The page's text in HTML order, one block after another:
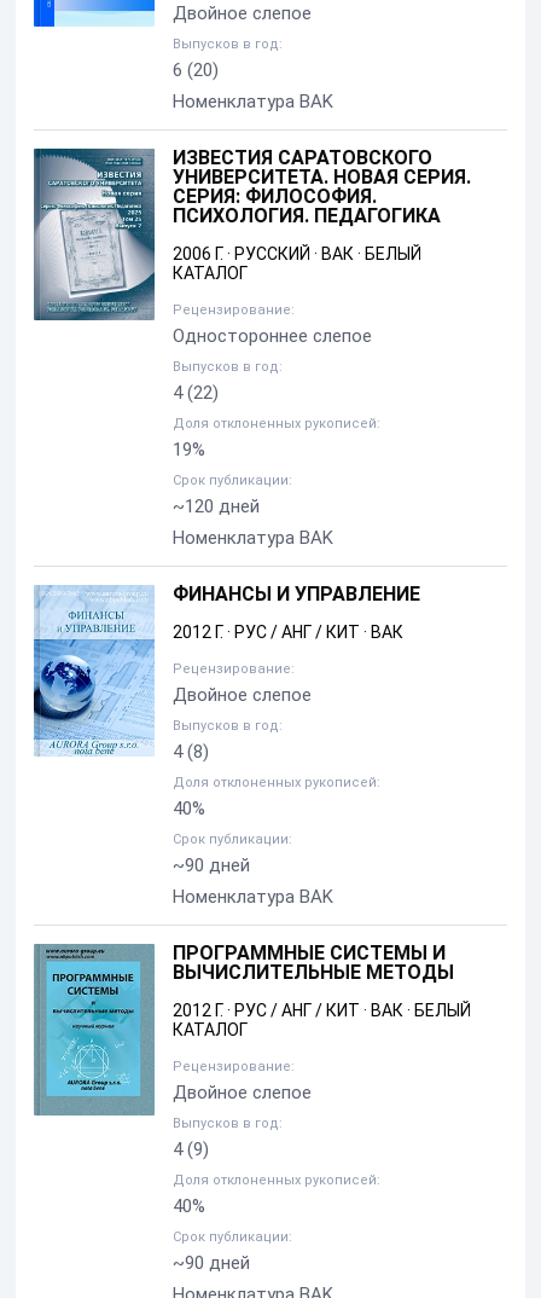
Двойное слепое
Выпусков в год:
6 (20)
Номенклатура BAK
ИЗВЕСТИЯ САРАТОВСКОГО
УНИВЕРСИТЕТА. НОВАЯ СЕРИЯ.
СЕРИЯ: ФИЛОСОФИЯ.
ПСИХОЛОГИЯ. ПЕДАГОГИКА
2006 Г.· РУССКИЙ · ВАК· БЕЛЫЙ
КАТАЛОГ
Рецензирование:
Одностороннее слепое
Выпусков в год:
4(22)
Доля отклоненных рукописей:
19%
Срок публикации:
~120 дней
Номенклатура BAK
ФИНАНСЫ И УПРАВЛЕНИЕ
2012 Г.· РУС / АНГ / КИТ · ВАК
Рецензирование:
Двойное слепое
Выпусков в год:
4(8)
Доля отклоненных рукописей:
40%
Срок публикации:
~90 дней
Номенклатура BAK
ПРОГРАММНЫЕ СИСТЕМЫ И
ВЫЧИСЛИТЕЛЬНЫЕ МЕТОДЫ
2012 Г.· РУС / АНГ / КИТ · ВАК· БЕЛЫЙ
КАТАЛОГ
Рецензирование:
Двойное слепое
Выпусков в год:
4(9)
Доля отклоненных рукописей:
40%
Срок публикации:
~90 дней